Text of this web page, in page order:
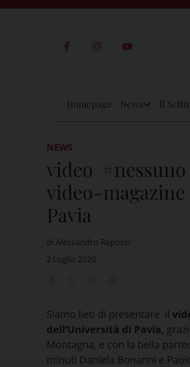
Homepage News Il
NEWS
video #nessuno
video-magazine
Pavia
di Alessandro Repossi
2 Luglio 2020
Siamo lieti di presentare il
dell’Università di Pavia,
Montagna, e con la bella
minuti Daniela Bonanni e